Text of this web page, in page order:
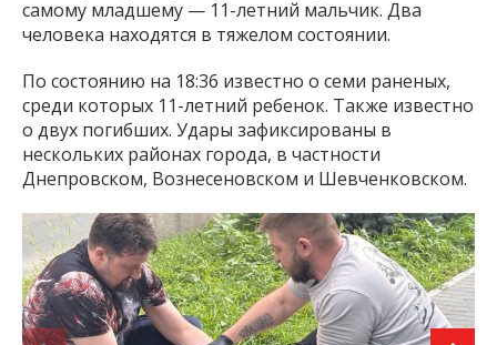
самому младшему — 11-летний мальчик. Два
человека находятся в тяжелом состоянии.
По состоянию на 18:36 известно о семи раненых,
среди которых 11-летний ребенок. Также известно
о двух погибших. Удары зафиксированы в
нескольких районах города, в частности
Днепровском, Вознесеновском и Шевченковском.